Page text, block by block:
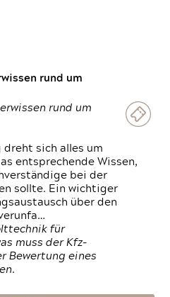
rund um
rund um
dreht sich alles um
entsprechende Wissen,
bei der
sollte. Ein wichtiger
über den
für
muss der Kfz-
Bewertung eines